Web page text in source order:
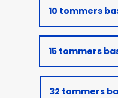
10 tommers
15 tommers
32 tommers